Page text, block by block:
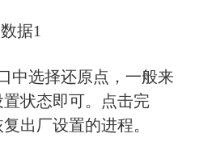
中选择还原点，一般来
状态即可。点击完
出厂设置的进程。